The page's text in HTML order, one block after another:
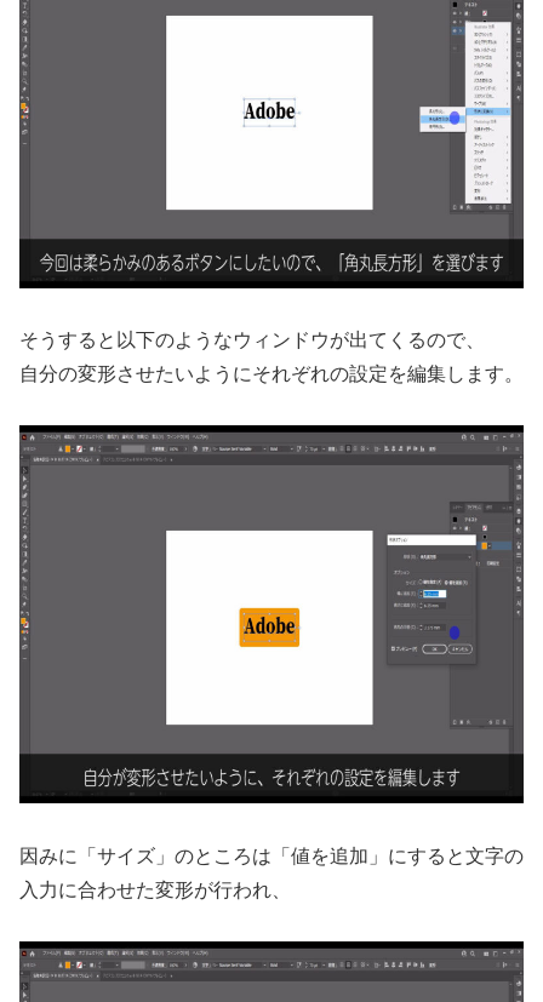
そうすると以下のようなウィンドウが出てくるので、
自分の変形させたいようにそれぞれの設定を編集します。
因みに「サイズ」のところは「値を追加」にすると文字の
入力に合わせた変形が行われ、